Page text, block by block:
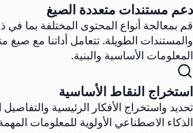
دعم مستندات متعددة الصيغ
قم بمعالجة أنواع المحتوى المختلفة بما في
والمستندات الطويلة. تتعامل أداتنا مع
المعلومات الأساسية والبنية.
استخراج النقاط الأساسية
تحديد واستخراج الأفكار الرئيسية والتفاصيل
الذكاء الاصطناعي الأولوية للمعلومات